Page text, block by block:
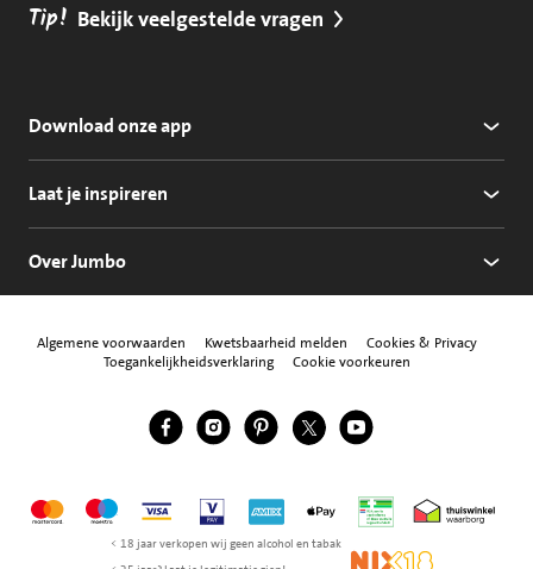
Tip! Bekijk veelgestelde vragen
Download onze app
Laat je inspireren
Over Jumbo
Algemene voorwaarden Kwetsbaarheid melden
Cookies & Privacy
Toegankelijkheidsverklaring
Cookie voorkeuren
Volg ons
Jumbo Facebook
Jumbo Instagram
Jumbo Pinterest
Jumbo Twitter
Jumbo YouTube
MastercardMaestroVisa Vpay American Express
Apple Pay Thuiswinkel
< 18 jaar verkopen wij geen alcohol en tabak
NIX18